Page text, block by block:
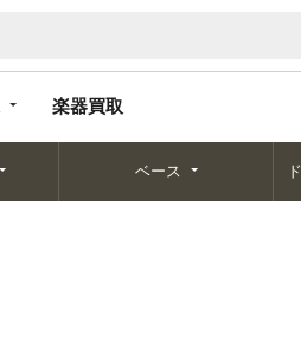
楽器買取
ベース